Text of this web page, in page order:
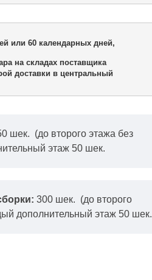
или 60 календарных дней,
на складах поставщика
доставки в центральный
шек. (до второго этажа без
этаж 50 шек.
300 шек. (до второго
дополнительный этаж 50 шек.